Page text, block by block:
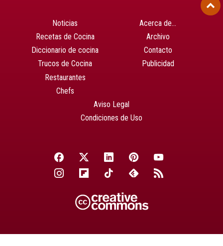
Noticias
Recetas de Cocina
Diccionario de cocina
Trucos de Cocina
Restaurantes
Chefs
Acerca de…
Archivo
Contacto
Publicidad
Aviso Legal
Condiciones de Uso